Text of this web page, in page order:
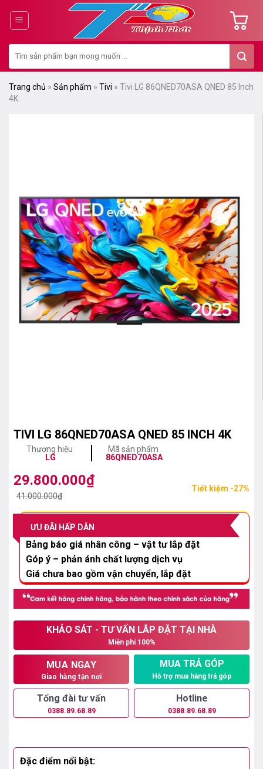
dung
kiếm:
Trang chủ » Sản phẩm » Tivi » Tivi LG 86QNED70ASA QNED 85 Inch
4K
TIVI LG 86QNED70ASA QNED 85 INCH 4K
Thương hiệu
LG
Mã sản phẩm
86QNED70ASA
41.000.000₫
Giá
gốc
41.000.000₫.
29.800.000₫
Giá
hiện
29.800.000₫.
Tiết kiệm -27%
ƯU ĐÃI HẤP DẪN
Bảng báo giá nhân công – vật tư lắp đặt
Góp ý – phản ánh chất lượng dịch vụ
Giá chưa bao gồm vận chuyển, lắp đặt
KHẢO SÁT - TƯ VẤN LẮP ĐẶT TẠI NHÀ
Miễn phí 100%
MUA NGAY
Giao hàng tận nơi
MUA TRẢ GÓP
Hỗ trợ mua hàng trả góp
Tổng đài tư vấn
0388.89.68.89
Hotline
0388.89.68.89
Đặc điểm nổi bật: